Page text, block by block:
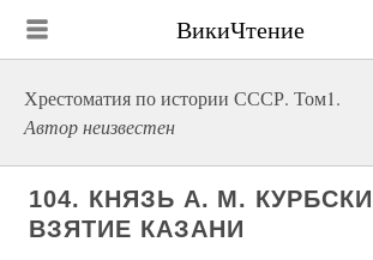
ВикиЧтение
Хрестоматия по истории СССР. Том1.
Автор неизвестен
104. КНЯЗЬ А. М.
ВЗЯТИЕ КАЗАНИ